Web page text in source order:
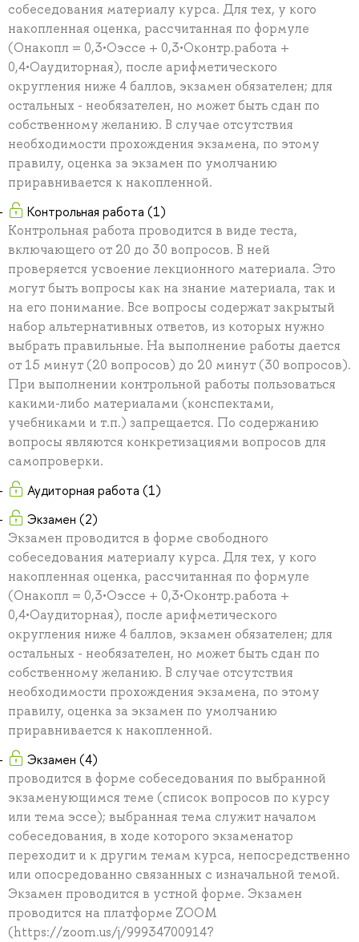
собеседования материалу курса. Для тех, у кого
накопленная оценка, рассчитанная по формуле
(Онакопл = 0,3•Оэссе + 0,3•Оконтр.работа +
0,4•Оаудиторная), после арифметического
округления ниже 4 баллов, экзамен обязателен; для
остальных - необязателен, но может быть сдан по
собственному желанию. В случае отсутствия
необходимости прохождения экзамена, по этому
правилу, оценка за экзамен по умолчанию
приравнивается к накопленной.
Контрольная работа (1)
Контрольная работа проводится в виде теста,
включающего от 20 до 30 вопросов. В ней
проверяется усвоение лекционного материала. Это
могут быть вопросы как на знание материала, так и
на его понимание. Все вопросы содержат закрытый
набор альтернативных ответов, из которых нужно
выбрать правильные. На выполнение работы дается
от 15 минут (20 вопросов) до 20 минут (30 вопросов).
При выполнении контрольной работы пользоваться
какими-либо материалами (конспектами,
учебниками и т.п.) запрещается. По содержанию
вопросы являются конкретизациями вопросов для
самопроверки.
Аудиторная работа (1)
Экзамен (2)
Экзамен проводится в форме свободного
собеседования материалу курса. Для тех, у кого
накопленная оценка, рассчитанная по формуле
(Онакопл = 0,3•Оэссе + 0,3•Оконтр.работа +
0,4•Оаудиторная), после арифметического
округления ниже 4 баллов, экзамен обязателен; для
остальных - необязателен, но может быть сдан по
собственному желанию. В случае отсутствия
необходимости прохождения экзамена, по этому
правилу, оценка за экзамен по умолчанию
приравнивается к накопленной.
Экзамен (4)
проводится в форме собеседования по выбранной
экзаменующимся теме (список вопросов по курсу
или тема эссе); выбранная тема служит началом
собеседования, в ходе которого экзаменатор
переходит и к другим темам курса, непосредственно
или опосредованно связанных с изначальной темой.
Экзамен проводится в устной форме. Экзамен
проводится на платформе ZOOM
(https://zoom.us/j/99934700914?